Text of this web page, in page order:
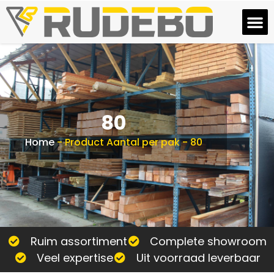
80
Home-Product Aantal per pak-80
Ruim assortiment
Complete showroom
Veel expertise
Uit voorraad leverbaar